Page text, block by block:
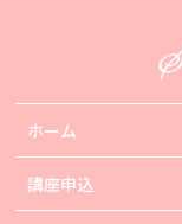
ホーム
講座申込